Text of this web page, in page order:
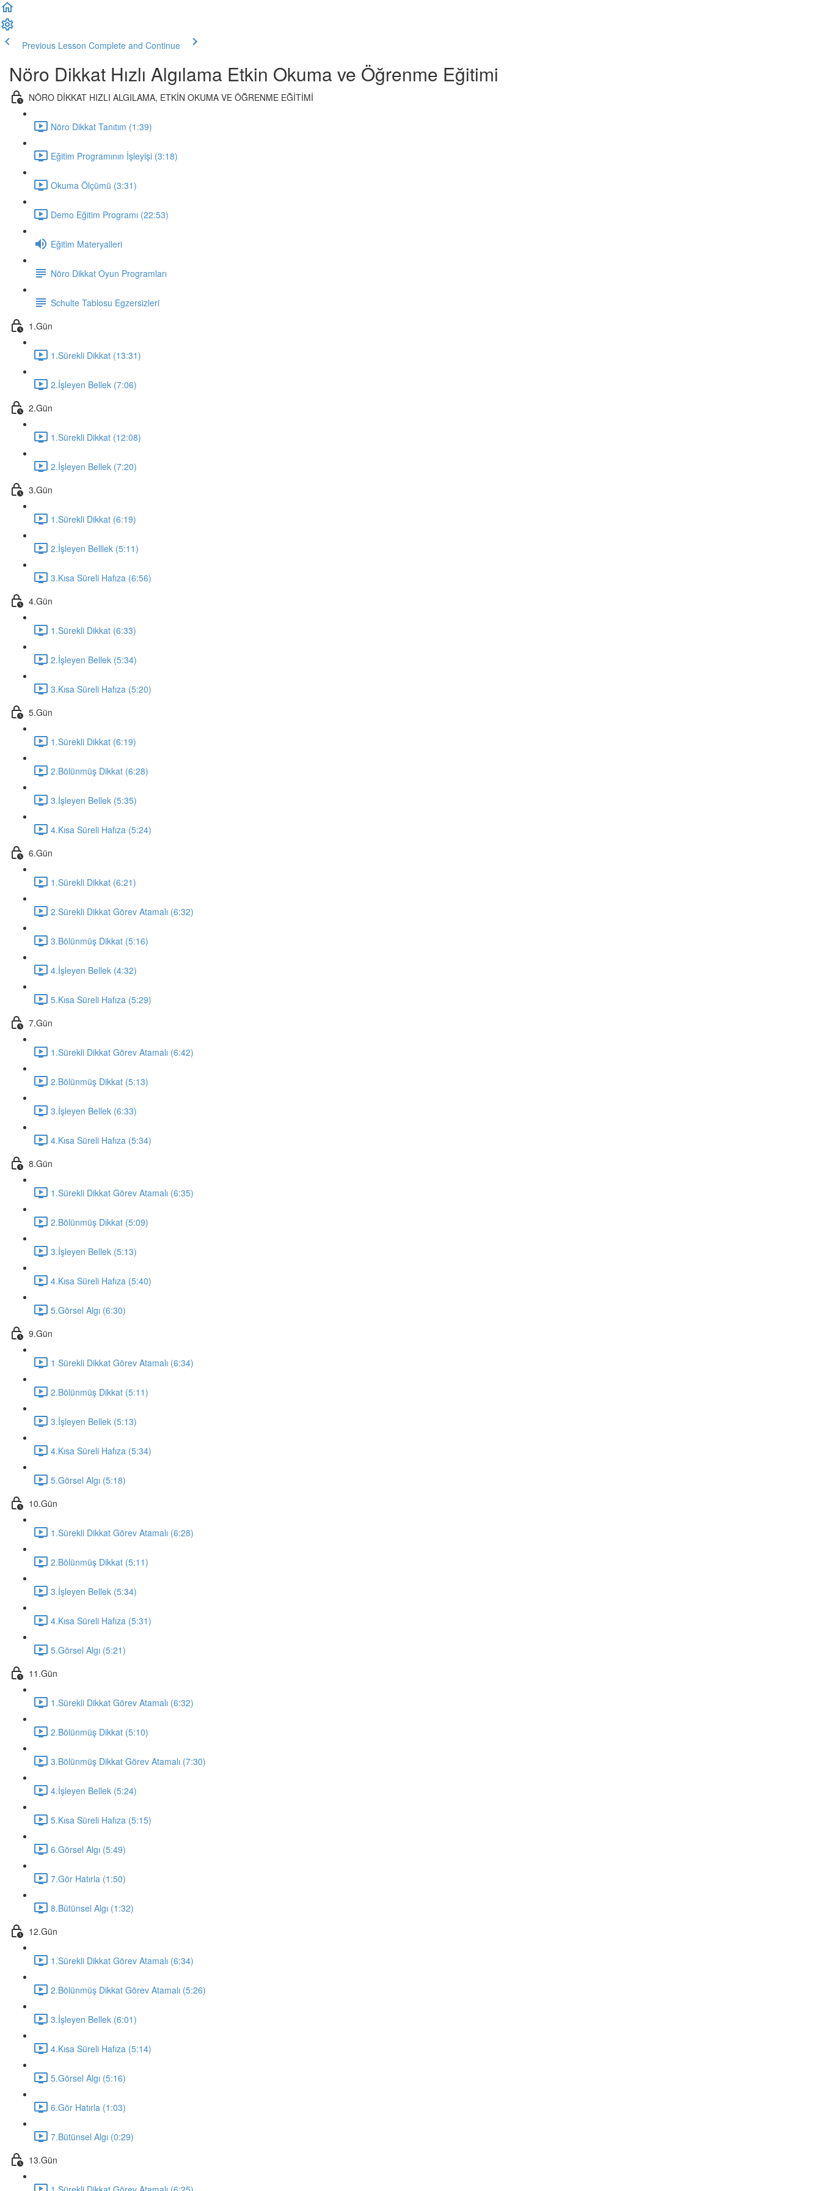
Previous Lesson Complete and Continue
Nöro Dikkat Hızlı Algılama Etkin Okuma ve Öğrenme Eğitimi
NÖRO DİKKAT HIZLI ALGILAMA, ETKİN OKUMA VE ÖĞRENME EĞİTİMİ
Nöro Dikkat Tanıtım (1:39)
Eğitim Programının İşleyişi (3:18)
Okuma Ölçümü (3:31)
Demo Eğitim Programı (22:53)
Eğitim Materyalleri
Nöro Dikkat Oyun Programları
Schulte Tablosu Egzersizleri
1.Gün
1.Sürekli Dikkat (13:31)
2.İşleyen Bellek (7:06)
2.Gün
1.Sürekli Dikkat (12:08)
2.İşleyen Bellek (7:20)
3.Gün
1.Sürekli Dikkat (6:19)
2.İşleyen Belllek (5:11)
3.Kısa Süreli Hafıza (6:56)
4.Gün
1.Sürekli Dikkat (6:33)
2.İşleyen Bellek (5:34)
3.Kısa Süreli Hafıza (5:20)
5.Gün
1.Sürekli Dikkat (6:19)
2.Bölünmüş Dikkat (6:28)
3.İşleyen Bellek (5:35)
4.Kısa Süreli Hafıza (5:24)
6.Gün
1.Sürekli Dikkat (6:21)
2.Sürekli Dikkat Görev Atamalı (6:32)
3.Bölünmüş Dikkat (5:16)
4.İşleyen Bellek (4:32)
5.Kısa Süreli Hafıza (5:29)
7.Gün
1.Sürekli Dikkat Görev Atamalı (6:42)
2.Bölünmüş Dikkat (5:13)
3.İşleyen Bellek (6:33)
4.Kısa Süreli Hafıza (5:34)
8.Gün
1.Sürekli Dikkat Görev Atamalı (6:35)
2.Bölünmüş Dikkat (5:09)
3.İşleyen Bellek (5:13)
4.Kısa Süreli Hafıza (5:40)
5.Görsel Algı (6:30)
9.Gün
1 Sürekli Dikkat Görev Atamalı (6:34)
2.Bölünmüş Dikkat (5:11)
3.İşleyen Bellek (5:13)
4.Kısa Süreli Hafıza (5:34)
5.Görsel Algı (5:18)
10.Gün
1.Sürekli Dikkat Görev Atamalı (6:28)
2.Bölünmüş Dikkat (5:11)
3.İşleyen Bellek (5:34)
4.Kısa Süreli Hafıza (5:31)
5.Görsel Algı (5:21)
11.Gün
1.Sürekli Dikkat Görev Atamalı (6:32)
2.Bölünmüş Dikkat (5:10)
3.Bölünmüş Dikkat Görev Atamalı (7:30)
4.İşleyen Bellek (5:24)
5.Kısa Süreli Hafıza (5:15)
6.Görsel Algı (5:49)
7.Gör Hatırla (1:50)
8.Bütünsel Algı (1:32)
12.Gün
1.Sürekli Dikkat Görev Atamalı (6:34)
2.Bölünmüş Dikkat Görev Atamalı (5:26)
3.İşleyen Bellek (6:01)
4.Kısa Süreli Hafıza (5:14)
5.Görsel Algı (5:16)
6.Gör Hatırla (1:03)
7.Bütünsel Algı (0:29)
13.Gün